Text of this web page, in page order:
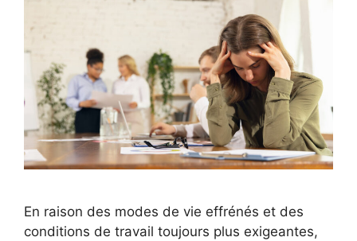
En raison des modes de vie effrénés et des
conditions de travail toujours plus exigeantes,